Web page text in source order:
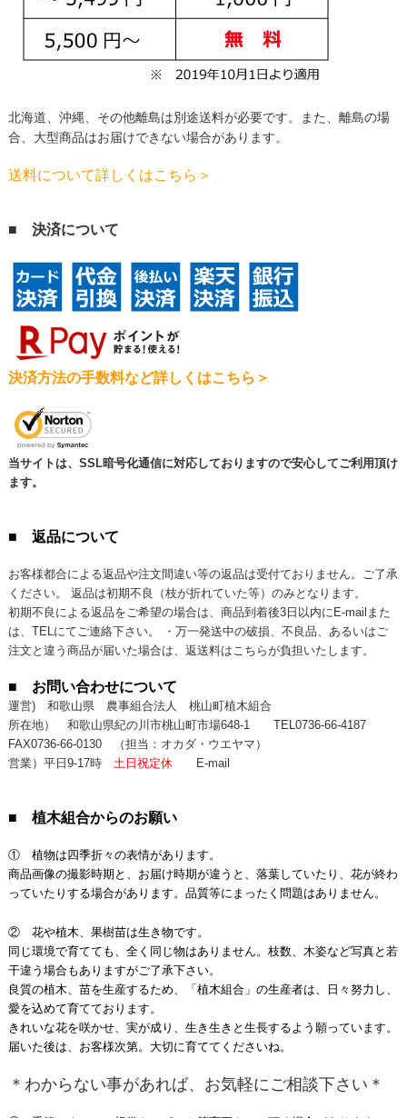
北海道、沖縄、その他離島は別途送料が必要です。
また、離島の場
合、大型商品はお届けできない場合があります。
送料について詳しくはこちら＞
■ 決済について
決済方法の手数料など詳しくはこちら＞
当サイトは、SSL暗号化通信に対応しておりますので安心してご利用頂け
ます。
■ 返品について
お客様都合による返品や注文間違い等の返品は受付ておりません。ご了承
ください。 返品は初期不良（枝が折れていた等）のみとなります。
初期不良による返品をご希望の場合は、商品到着後3日以内にE-mailまた
は、TELにてご連絡下さい。 ・万一発送中の破損、不良品、あるいはご
注文と違う商品が届いた場合は、返送料はこちらが負担いたします。
■ お問い合わせについて
運営) 和歌山県 農事組合法人 桃山町植木組合
所在地） 和歌山県紀の川市桃山町市場648-1 TEL0736-66-4187
FAX0736-66-0130（担当：オカダ・ウエヤマ）
営業）平日9-17時 土日祝定休 E-mail
■ 植木組合からのお願い
① 植物は四季折々の表情があります。
商品画像の撮影時期と、お届け時期が違うと、落葉していたり、花が終わ
っていたりする場合があります。品質等にまったく問題はありません。
② 花や植木、果樹苗は生き物です。
同じ環境で育てても、全く同じ物はありません。枝数、木姿など写真と若
干違う場合もありますがご了承下さい。
良質の植木、苗を生産するため、「植木組合」の生産者は、日々努力し、
愛を込めて育てております。
きれいな花を咲かせ、実が成り、生き生きと生長するよう願っています。
届いた後は、お客様次第。大切に育ててくださいね。
＊わからない事があれば、お気軽にご相談下さい＊